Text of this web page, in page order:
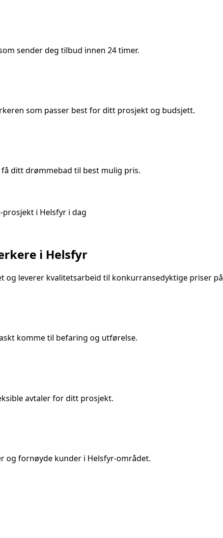
sender deg tilbud innen 24 timer.
som passer best for ditt prosjekt og budsjett.
ditt drømmebad til best mulig pris.
-prosjekt i Helsfyr i dag
i Helsfyr
og leverer kvalitetsarbeid til konkurransedyktige priser på
komme til befaring og utførelse.
avtaler for ditt prosjekt.
og fornøyde kunder i Helsfyr-området.